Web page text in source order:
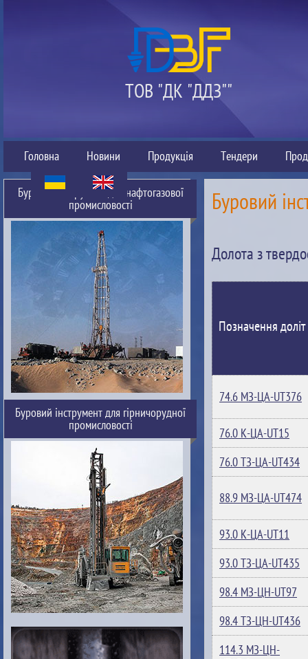
ТОВ "ДК "ДДЗ""
Головна Новини Продукція Тендери
Буровий інструмент для нафтогазової
промисловості
Буровий інструмент для гірничорудної
промисловості
Буровий
Долота з
Позначення доліт
74.6 МЗ-ЦА-UT376
76.0 К-ЦА-UT15
76.0 ТЗ-ЦА-UT434
88.9 МЗ-ЦА-UT474
93.0 К-ЦА-UT11
93.0 ТЗ-ЦА-UT435
98.4 МЗ-ЦН-UT97
98.4 ТЗ-ЦН-UT436
114.3 МЗ-ЦН-